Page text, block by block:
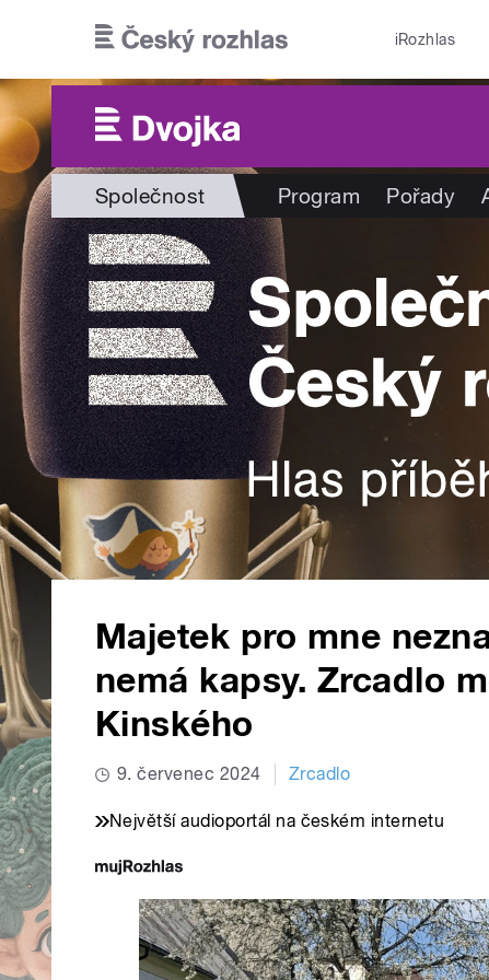
iRozhlas
Společnost Program Pořady
Majetek pro mne
nemá kapsy. Zrcadlo
Kinského
9. červenec 2024 Zrcadlo
Největší audioportál na českém internetu